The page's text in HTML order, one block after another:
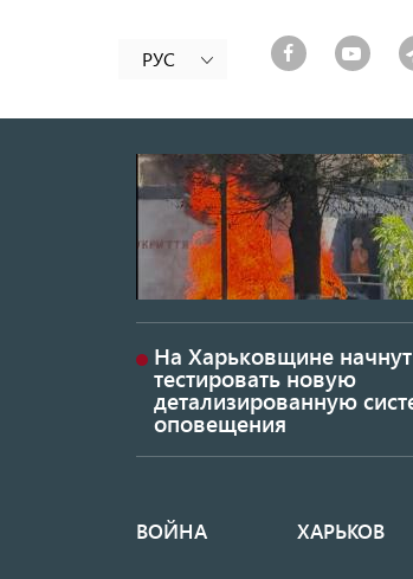
РУС
На Харьковщине начнут
тестировать новую
детализированную
оповещения
Основная
ВОЙНА ХАРЬКОВ